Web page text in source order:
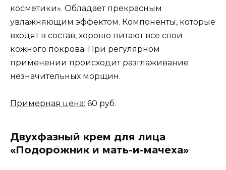
косметики». Обладает прекрасным
увлажняющим эффектом. Компоненты, которые
входят в состав, хорошо питают все слои
кожного покрова. При регулярном
применении происходит разглаживание
незначительных морщин.
Примерная цена: 60 руб.
Двухфазный крем для лица
«Подорожник и мать-и-мачеха»